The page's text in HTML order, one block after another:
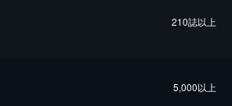
210誌以上
5,000以上